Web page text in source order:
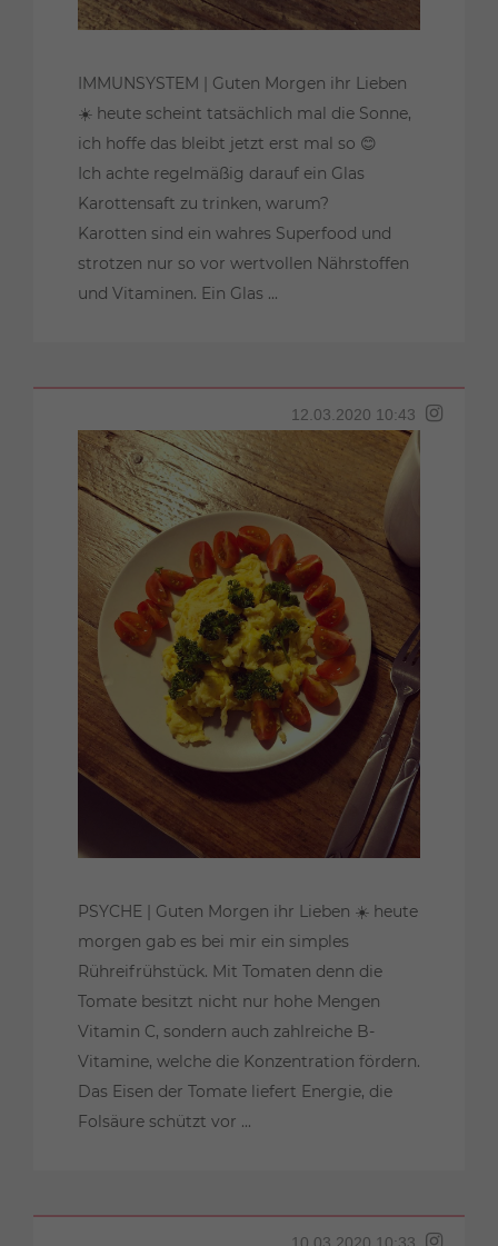
IMMUNSYSTEM | Guten Morgen ihr Lieben
☀️ heute scheint tatsächlich mal die Sonne,
ich hoffe das bleibt jetzt erst mal so 😊
Ich achte regelmäßig darauf ein Glas
Karottensaft zu trinken, warum?
Karotten sind ein wahres Superfood und
strotzen nur so vor wertvollen Nährstoffen
und Vitaminen. Ein Glas ...
12.03.2020 10:43
PSYCHE | Guten Morgen ihr Lieben ☀️ heute
morgen gab es bei mir ein simples
Rühreifrühstück. Mit Tomaten denn die
Tomate besitzt nicht nur hohe Mengen
Vitamin C, sondern auch zahlreiche B-
Vitamine, welche die Konzentration fördern.
Das Eisen der Tomate liefert Energie, die
Folsäure schützt vor ...